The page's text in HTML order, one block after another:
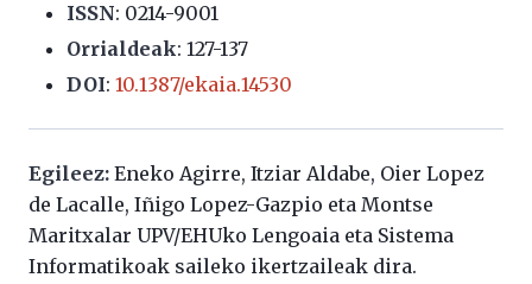
ISSN: 0214-9001
Orrialdeak: 127-137
DOI: 10.1387/ekaia.14530
Egileez: Eneko Agirre, Itziar Aldabe, Oier Lopez
de Lacalle, Iñigo Lopez-Gazpio eta Montse
Maritxalar UPV/EHUko Lengoaia eta Sistema
Informatikoak saileko ikertzaileak dira.